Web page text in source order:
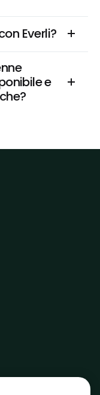
Everli?
e